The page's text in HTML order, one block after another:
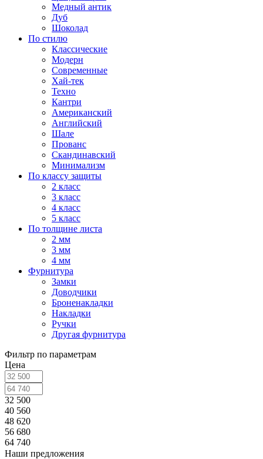
Медный антик
Дуб
Шоколад
По стилю
Классические
Модерн
Современные
Хай-тек
Техно
Кантри
Американский
Английский
Шале
Прованс
Скандинавский
Минимализм
По классу защиты
2 класс
3 класс
4 класс
5 класс
По толщине листа
2 мм
3 мм
4 мм
Фурнитура
Замки
Доводчики
Броненакладки
Накладки
Ручки
Другая фурнитура
Фильтр по параметрам
Цена
32 500
40 560
48 620
56 680
64 740
Наши предложения